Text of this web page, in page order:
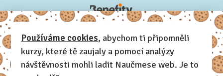
Používáme cookies, abychom ti připomněli
kurzy, které tě zaujaly a pomocí analýzy
návštěvnosti mohli ladit Naučmese web. Je to